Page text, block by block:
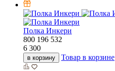
Полка Инкери
800 196 532
6 300
в корзину Товар в корзине